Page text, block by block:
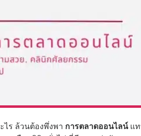
ไร ล้วนต้องพึ่งพา การตลาดออนไลน์ แ